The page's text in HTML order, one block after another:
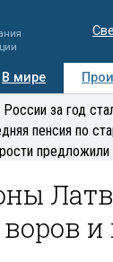
В мире
за год
пенсия по
предложили
и